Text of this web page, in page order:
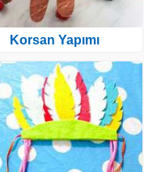
Korsan Yapımı